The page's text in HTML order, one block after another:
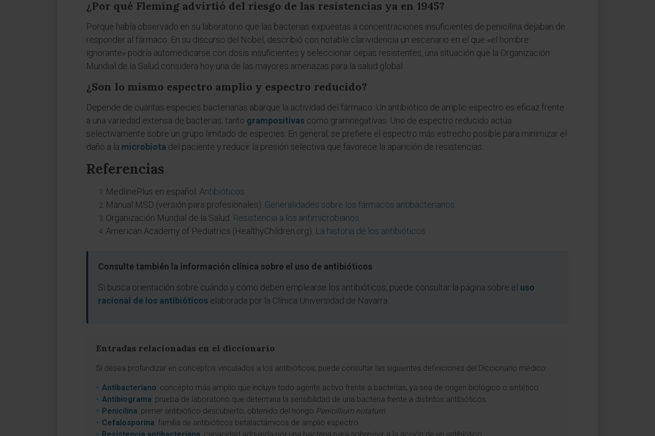
¿Por qué Fleming advirtió del riesgo de las resistencias ya en 1945?
Porque había observado en su laboratorio que las bacterias expuestas a concentraciones insuficientes de penicilina dejaban de
responder al fármaco. En su discurso del Nobel, describió con notable clarividencia un escenario en el que «el hombre
ignorante» podría automedicarse con dosis insuficientes y seleccionar cepas resistentes, una situación que la Organización
Mundial de la Salud considera hoy una de las mayores amenazas para la salud global.
¿Son lo mismo espectro amplio y espectro reducido?
Depende de cuántas especies bacterianas abarque la actividad del fármaco. Un antibiótico de amplio espectro es eficaz frente
a una variedad extensa de bacterias, tanto grampositivas como gramnegativas. Uno de espectro reducido actúa
selectivamente sobre un grupo limitado de especies. En general, se prefiere el espectro más estrecho posible para minimizar el
daño a la microbiota del paciente y reducir la presión selectiva que favorece la aparición de resistencias.
Referencias
MedlinePlus en español. Antibióticos
Manual MSD (versión para profesionales). Generalidades sobre los fármacos antibacterianos
Organización Mundial de la Salud. Resistencia a los antimicrobianos
American Academy of Pediatrics (HealthyChildren.org). La historia de los antibióticos
Consulte también la información clínica sobre el uso de antibióticos
Si busca orientación sobre cuándo y cómo deben emplearse los antibióticos, puede consultar la página sobre el uso
racional de los antibióticos elaborada por la Clínica Universidad de Navarra.
Entradas relacionadas en el diccionario
Si desea profundizar en conceptos vinculados a los antibióticos, puede consultar las siguientes definiciones del Diccionario médico:
Antibacteriano: concepto más amplio que incluye todo agente activo frente a bacterias, ya sea de origen biológico o sintético.
Antibiograma: prueba de laboratorio que determina la sensibilidad de una bacteria frente a distintos antibióticos.
Penicilina: primer antibiótico descubierto, obtenido del hongo Penicillium notatum.
Cefalosporina: familia de antibióticos betalactámicos de amplio espectro.